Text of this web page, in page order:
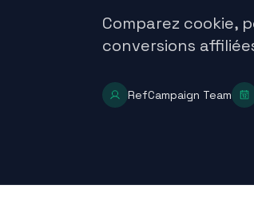
Comparez cookie,
conversions
RefCampaign Team